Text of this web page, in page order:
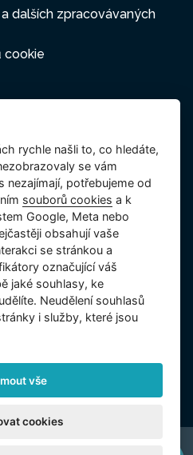
dalších zpracovávaných
cookie
soudu v Praze,
DIČ CZ26150808.
s.r.o. Všechna práva
rychle našli to, co hledáte,
se vám
nezajímají, potřebujeme od
souborů cookies a k
Google, Meta nebo
obsahují vaše
se stránkou a
označující váš
jaké souhlasy, ke
Neudělení souhlasů
i služby, které jsou
vše
cookies